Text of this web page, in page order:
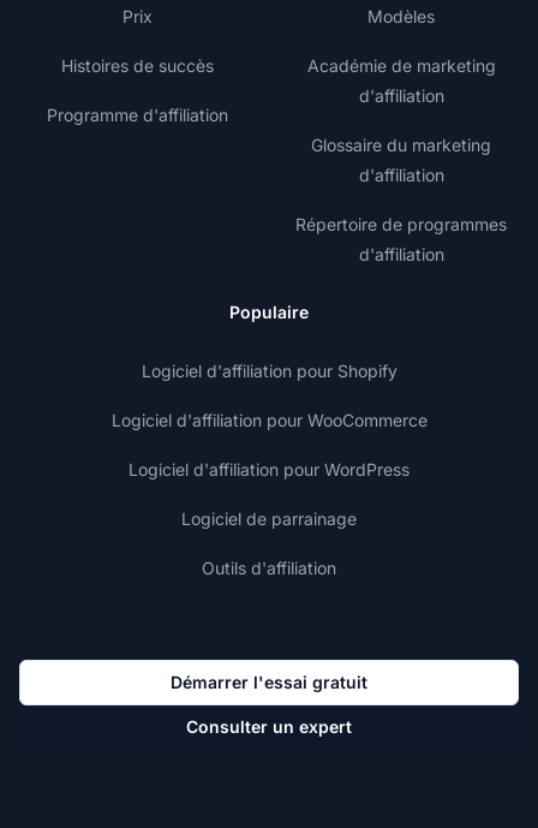
Prix
Histoires de succès
Programme d'affiliation
Modèles
Académie de marketing
d'affiliation
Glossaire du marketing
d'affiliation
Répertoire de programmes
d'affiliation
Populaire
Logiciel d'affiliation pour Shopify
Logiciel d'affiliation pour WooCommerce
Logiciel d'affiliation pour WordPress
Logiciel de parrainage
Outils d'affiliation
Démarrer l'essai gratuit
Consulter un expert